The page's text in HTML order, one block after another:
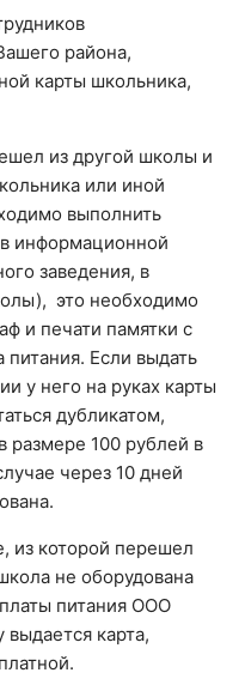
района,
карты школьника,
из другой школы и
или иной
выполнить
информационной
заведения, в
это необходимо
и печати памятки с
Если выдать
у него на руках карты
дубликатом,
размере 100 рублей в
через 10 дней
которой перешел
не оборудована
питания ООО
карта,